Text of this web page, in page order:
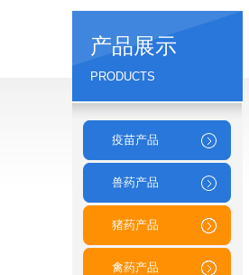
产品展示
PRODUCTS
疫苗产品
兽药产品
猪药产品
禽药产品